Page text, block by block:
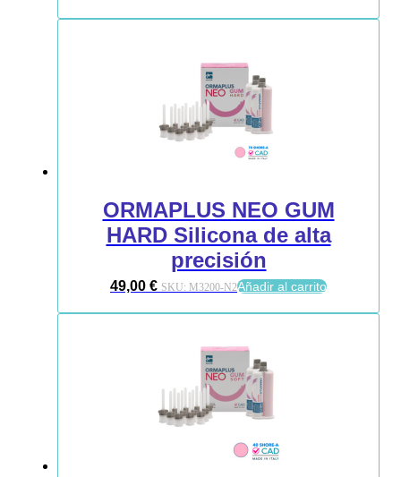
ORMAPLUS NEO GUM
HARD Silicona de alta
precisión
49,00 € SKU: M3200-N2Añadir al carrito